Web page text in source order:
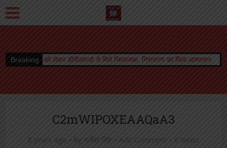
Breaking
लेकर डीपीआरओ से मिले जिलाध्यक्ष, निराकरण का मिला आश्वासन रेलवे बोर्ड अध्यक्ष को
C2mWIPOXEAAQaA3
8 years ago by राजेंद्र सिंह Add Comment 0 Views